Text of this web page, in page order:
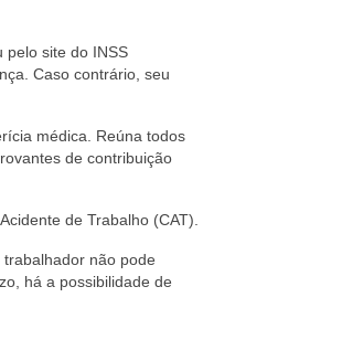
pelo site do INSS
Caso contrário, seu
médica. Reúna todos
de contribuição
de Trabalho (CAT).
não pode
há a possibilidade de